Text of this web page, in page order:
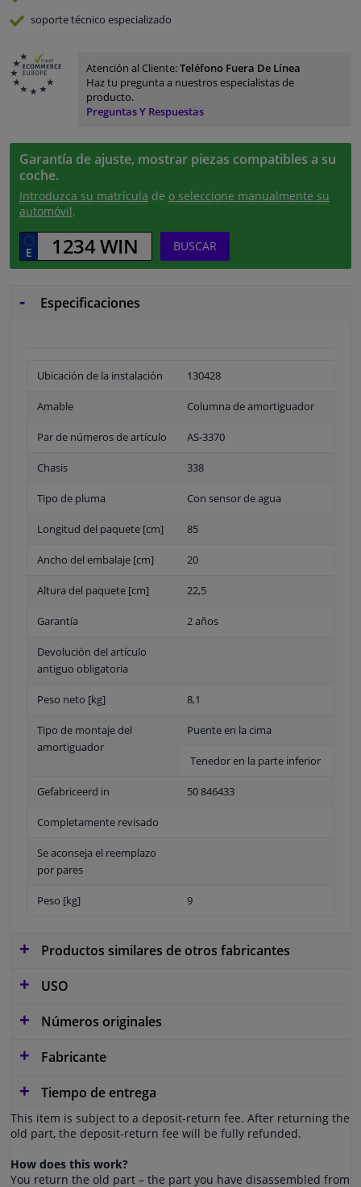
soporte técnico especializado
Atención al Cliente:Teléfono Fuera De Línea
Haz tu pregunta a nuestros especialistas de
producto.
Preguntas Y Respuestas
Garantía de ajuste, mostrar piezas compatibles a su
coche.
Introduzca su matrícula de o seleccione manualmente su
automóvil.
BUSCAR
Especificaciones
Ubicación de la instalación 130428
Amable Columna de amortiguador
Par de números de artículo AS-3370
Chasis 338
Tipo de pluma Con sensor de agua
Longitud del paquete [cm] 85
Ancho del embalaje [cm] 20
Altura del paquete [cm] 22,5
Garantía 2 años
Devolución del artículo
antiguo obligatoria
Peso neto [kg] 8,1
Tipo de montaje del
amortiguador
Puente en la cima
Tenedor en la parte inferior
Gefabriceerd in 50 846433
Completamente revisado
Se aconseja el reemplazo
por pares
Peso [kg] 9
Productos similares de otros fabricantes
USO
Números originales
Fabricante
Tiempo de entrega
This item is subject to a deposit-return fee. After returning the
old part, the deposit-return fee will be fully refunded.
How does this work?
You return the old part – the part you have disassembled from